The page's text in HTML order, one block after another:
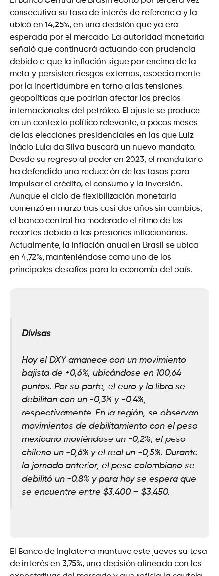
consecutiva su tasa de interés de referencia y la
ubicó en 14,25%, en una decisión que ya era
esperada por el mercado. La autoridad monetaria
señaló que continuará actuando con prudencia
debido a que la inflación sigue por encima de la
meta y persisten riesgos externos, especialmente
por la incertidumbre en torno a las tensiones
geopolíticas que podrían afectar los precios
internacionales del petróleo. El ajuste se produce
en un contexto político relevante, a pocos meses
de las elecciones presidenciales en las que Luiz
Inácio Lula da Silva buscará un nuevo mandato.
Desde su regreso al poder en 2023, el mandatario
ha defendido una reducción de las tasas para
impulsar el crédito, el consumo y la inversión.
Aunque el ciclo de flexibilización monetaria
comenzó en marzo tras casi dos años sin cambios,
el banco central ha moderado el ritmo de los
recortes debido a las presiones inflacionarias.
Actualmente, la inflación anual en Brasil se ubica
en 4,72%, manteniéndose como uno de los
principales desafíos para la economía del país.
Divisas
Hoy el DXY amanece con un movimiento
bajista de +0,6%, ubicándose en 100,64
puntos. Por su parte, el euro y la libra se
debilitan con un -0,3% y -0,4%,
respectivamente. En la región, se observan
movimientos de debilitamiento con el peso
mexicano moviéndose un -0,2%, el peso
chileno un -0,6% y el real un -0,5%. Durante
la jornada anterior, el peso colombiano se
debilitó un -0.8% y para hoy se espera que
se encuentre entre $3.400 – $3.450.
El Banco de Inglaterra mantuvo este jueves su tasa
de interés en 3,75%, una decisión alineada con las